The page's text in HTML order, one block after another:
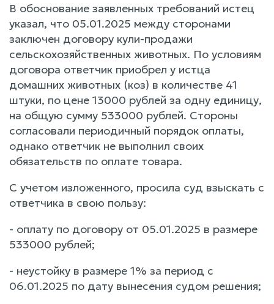
В обоснование заявленных требований истец
указал, что 05.01.2025 между сторонами
заключен договору кули-продажи
сельскохозяйственных животных. По условиям
договора ответчик приобрел у истца
домашних животных (коз) в количестве 41
штуки, по цене 13000 рублей за одну единицу,
на общую сумму 533000 рублей. Стороны
согласовали периодичный порядок оплаты,
однако ответчик не выполнил своих
обязательств по оплате товара.
С учетом изложенного, просила суд взыскать с
ответчика в свою пользу:
- оплату по договору от 05.01.2025 в размере
533000 рублей;
- неустойку в размере 1% за период с
06.01.2025 по дату вынесения судом решения;